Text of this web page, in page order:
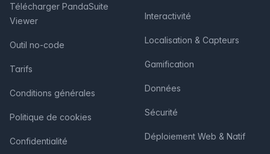
Télécharger PandaSuite
Viewer
Outil no-code
Tarifs
Conditions générales
Politique de cookies
Confidentialité
Interactivité
Localisation & Capteurs
Gamification
Données
Sécurité
Déploiement Web & Natif